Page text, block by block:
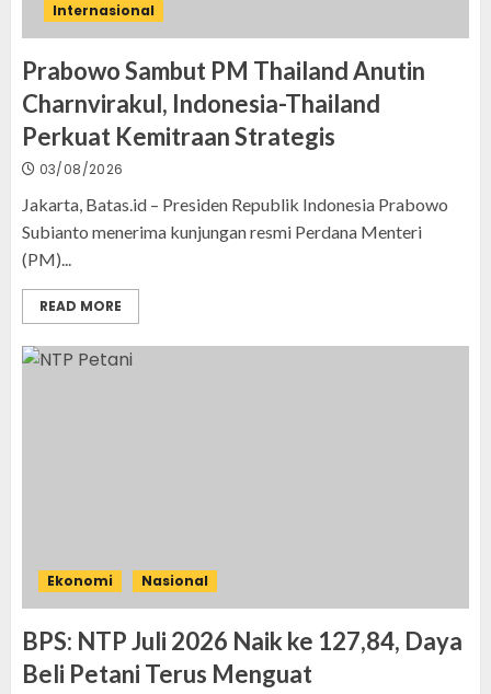
Internasional
Prabowo Sambut PM Thailand Anutin
Charnvirakul, Indonesia-Thailand
Perkuat Kemitraan Strategis
03/08/2026
Jakarta, Batas.id – Presiden Republik Indonesia Prabowo
Subianto menerima kunjungan resmi Perdana Menteri
(PM)...
READ MORE
Ekonomi Nasional
BPS: NTP Juli 2026 Naik ke 127,84, Daya
Beli Petani Terus Menguat